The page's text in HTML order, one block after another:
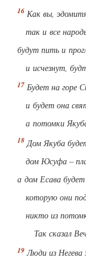
Как вы,
так и все
будут пить и
и исчезнут,
Будет на горе
и будет она
а потомки
Дом Якуба
дом Юсуфа –
а дом Есава
которую они
никто из
Так сказал
Люди из Негева